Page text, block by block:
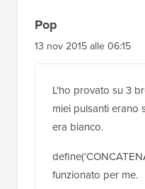
Pop
13 nov 2015 alle 06:15
L'ho provato su 3
miei pulsanti erano
era bianco.
funzionato per me.